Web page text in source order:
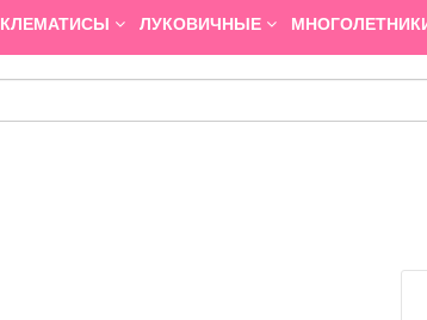
КЛЕМАТИСЫ ЛУКОВИЧНЫЕ